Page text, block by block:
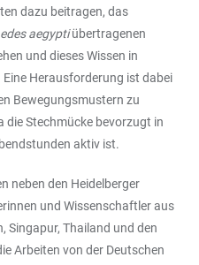
dazu beitragen, das
aegyptiübertragenen
und dieses Wissen in
Herausforderung ist dabei
Bewegungsmustern zu
die Stechmücke bevorzugt in
aktiv ist.
neben den Heidelberger
und Wissenschaftler aus
Singapur, Thailand und den
Arbeiten von der Deutschen